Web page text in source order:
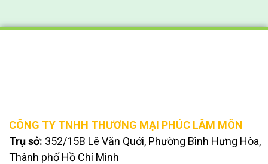
CÔNG TY TNHH THƯƠNG MẠI PHÚC LÂM MÔN
Trụ sở: 352/15B Lê Văn Quới, Phường Bình Hưng Hòa,
Thành phố Hồ Chí Minh